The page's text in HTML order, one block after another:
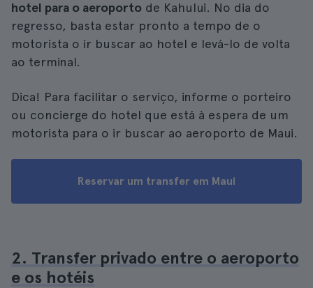
hotel para o aeroporto de Kahului. No dia do
regresso, basta estar pronto a tempo de o
motorista o ir buscar ao hotel e levá-lo de volta
ao terminal.
Dica! Para facilitar o serviço, informe o porteiro
ou concierge do hotel que está à espera de um
motorista para o ir buscar ao aeroporto de Maui.
Reservar um transfer em Maui
2. Transfer privado entre o aeroporto
e os hotéis